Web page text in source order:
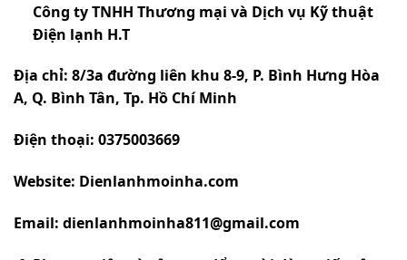
Công ty TNHH Thương mại và Dịch vụ Kỹ thuật
Điện lạnh H.T
Địa chỉ: 8/3a đường liên khu 8-9, P. Bình Hưng Hòa
A, Q. Bình Tân, Tp. Hồ Chí Minh
Điện thoại: 0375003669
Website: Dienlanhmoinha.com
Email: dienlanhmoinha811@gmail.com